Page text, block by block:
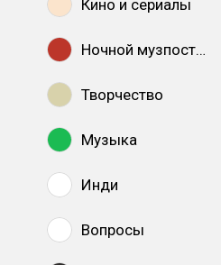
Кино и сериалы
Ночной музпостинг
Творчество
Музыка
Инди
Вопросы